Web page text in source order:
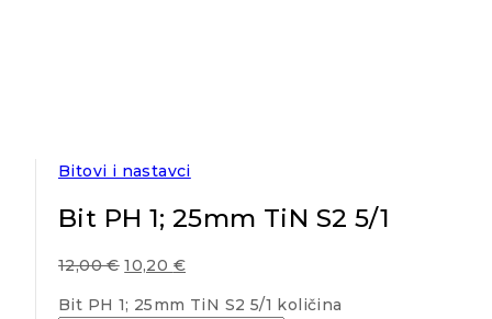
Bitovi i nastavci
Bit PH 1; 25mm TiN S2 5/1
12,00€ 10,20 €
Bit PH 1; 25mm TiN S2 5/1 količina